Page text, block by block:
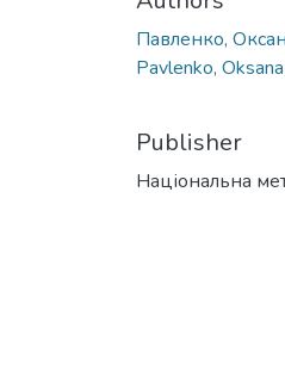
Павленко,
Pavlenko, Oksana
Publisher
Національна